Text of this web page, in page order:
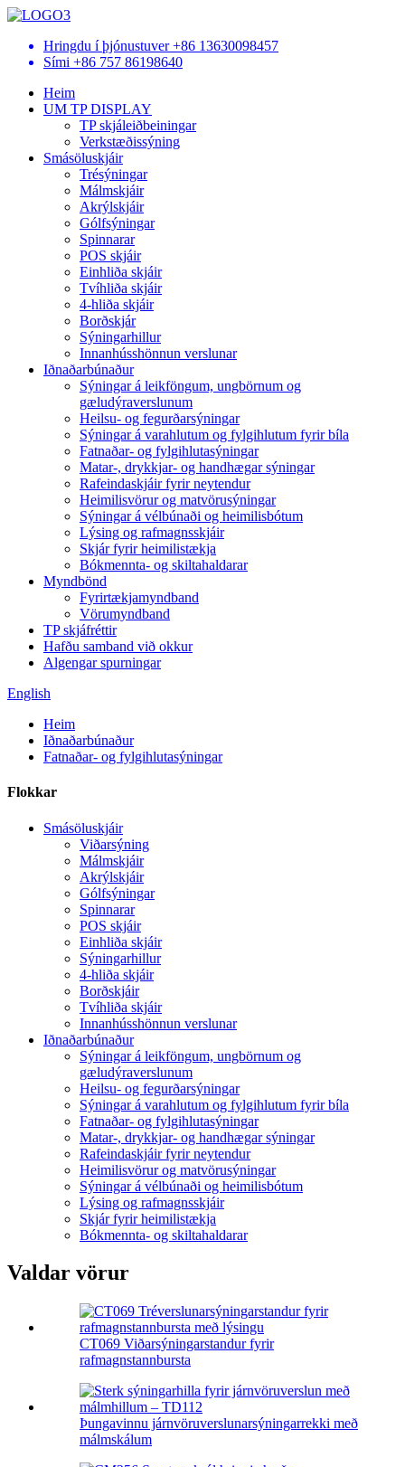
Hringdu í þjónustuver +86 13630098457
Sími +86 757 86198640
Heim
UM TP DISPLAY
TP skjáleiðbeiningar
Verkstæðissýning
Smásöluskjáir
Trésýningar
Málmskjáir
Akrýlskjáir
Gólfsýningar
Spinnarar
POS skjáir
Einhliða skjáir
Tvíhliða skjáir
4-hliða skjáir
Borðskjár
Sýningarhillur
Innanhússhönnun verslunar
Iðnaðarbúnaður
Sýningar á leikföngum, ungbörnum og
gæludýraverslunum
Heilsu- og fegurðarsýningar
Sýningar á varahlutum og fylgihlutum fyrir bíla
Fatnaðar- og fylgihlutasýningar
Matar-, drykkjar- og handhægar sýningar
Rafeindaskjáir fyrir neytendur
Heimilisvörur og matvörusýningar
Sýningar á vélbúnaði og heimilisbótum
Lýsing og rafmagnsskjáir
Skjár fyrir heimilistækja
Bókmennta- og skiltahaldarar
Myndbönd
Fyrirtækjamyndband
Vörumyndband
TP skjáfréttir
Hafðu samband við okkur
Algengar spurningar
English
Heim
Iðnaðarbúnaður
Fatnaðar- og fylgihlutasýningar
Flokkar
Smásöluskjáir
Viðarsýning
Málmskjáir
Akrýlskjáir
Gólfsýningar
Spinnarar
POS skjáir
Einhliða skjáir
Sýningarhillur
4-hliða skjáir
Borðskjáir
Tvíhliða skjáir
Innanhússhönnun verslunar
Iðnaðarbúnaður
Sýningar á leikföngum, ungbörnum og
gæludýraverslunum
Heilsu- og fegurðarsýningar
Sýningar á varahlutum og fylgihlutum fyrir bíla
Fatnaðar- og fylgihlutasýningar
Matar-, drykkjar- og handhægar sýningar
Rafeindaskjáir fyrir neytendur
Heimilisvörur og matvörusýningar
Sýningar á vélbúnaði og heimilisbótum
Lýsing og rafmagnsskjáir
Skjár fyrir heimilistækja
Bókmennta- og skiltahaldarar
Valdar vörur
CT069 Viðarsýningarstandur fyrir
rafmagnstannbursta
Þungavinnu járnvöruverslunarsýningarrekki með
málmskálum